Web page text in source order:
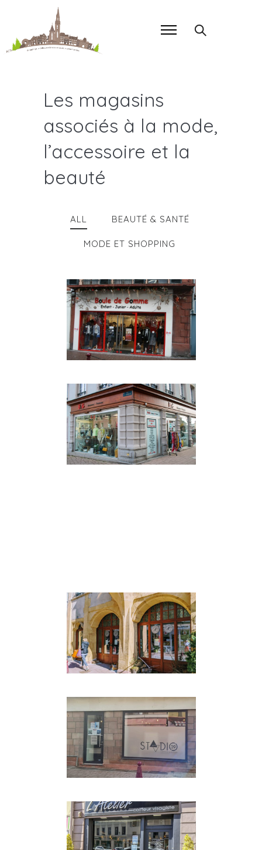
Les magasins
associés à la mode,
l’accessoire et la
beauté
ALL BEAUTÉ & SANTÉ
MODE ET SHOPPING
MODE ET SHOPPING
MODE ET SHOPPING
BEAUTÉ & SANTÉ·PREMIUM
BEAUTÉ & SANTÉ